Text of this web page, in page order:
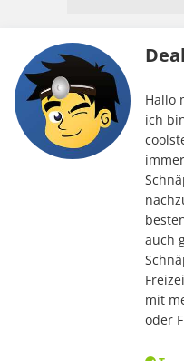
Hallo
ich
auch
mit
oder